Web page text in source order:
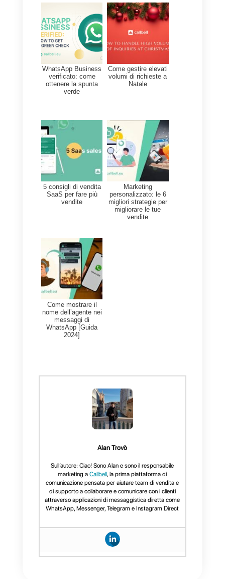
Timelines.ai potrà aiutarti a
gestire tutto. Tuttavia, se sei alla
ricerca di gestire il tuo lavoro in
maniera completa, utilizzando
app di messaggistica e report
piattaforma è la migliore per il
tuo caso. Se, invece, a causa
del contratto non hai un budget,
hai una piccola azienda e la tua
comunicazione avviene tramite
allora Timelines non è la scelta
più adatta alle tue necessità.
La migliore alternativa a
Timelines.ai?
La migliore alternativa a
Timelines.ai è sicuramente
. Questa app presenta